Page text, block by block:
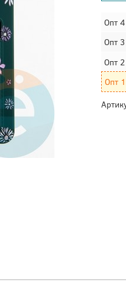
Опт 4
Опт 3
Опт 2
Опт 1